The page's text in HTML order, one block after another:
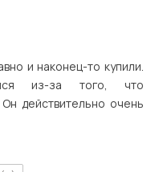
и наконец-то купили.
из-за того, что
действительно очень